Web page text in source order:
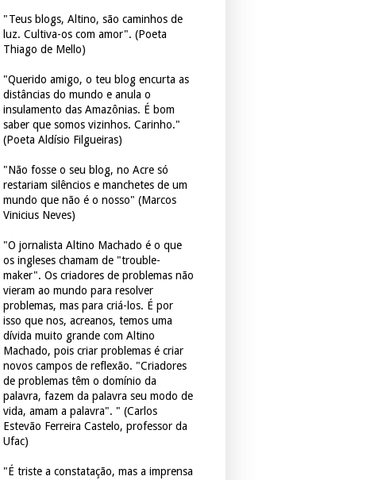
"Teus blogs, Altino, são caminhos de
luz. Cultiva-os com amor". (Poeta
Thiago de Mello)
"Querido amigo, o teu blog encurta as
distâncias do mundo e anula o
insulamento das Amazônias. É bom
saber que somos vizinhos. Carinho."
(Poeta Aldísio Filgueiras)
"Não fosse o seu blog, no Acre só
restariam silêncios e manchetes de um
mundo que não é o nosso" (Marcos
Vinicius Neves)
"O jornalista Altino Machado é o que
os ingleses chamam de "trouble-
maker". Os criadores de problemas não
vieram ao mundo para resolver
problemas, mas para criá-los. É por
isso que nos, acreanos, temos uma
dívida muito grande com Altino
Machado, pois criar problemas é criar
novos campos de reflexão. "Criadores
de problemas têm o domínio da
palavra, fazem da palavra seu modo de
vida, amam a palavra". " (Carlos
Estevão Ferreira Castelo, professor da
Ufac)
"É triste a constatação, mas a imprensa